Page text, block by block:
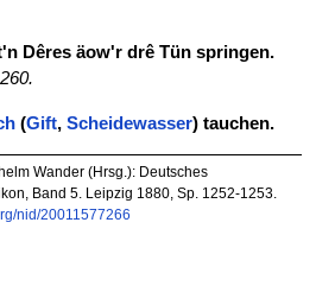
Dêres äow'r drê Tün springen.
(Gift, Scheidewasser) tauchen.
Wander (Hrsg.): Deutsches
Band 5. Leipzig 1880, Sp. 1252-1253.
nid/20011577266